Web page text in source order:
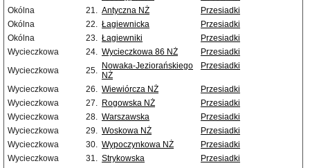
Okólna
21. Antyczna NŻ
Przesiadki
Okólna
22. Łagiewnicka
Przesiadki
Okólna
23. Łagiewniki
Przesiadki
Wycieczkowa
24. Wycieczkowa 86 NŻ
Przesiadki
Wycieczkowa
25. Nowaka-Jeziorańskiego
NŻ
Przesiadki
Wycieczkowa 26. Wiewiórcza NŻ
Przesiadki
Wycieczkowa
27. Rogowska NŻ
Przesiadki
Wycieczkowa
28. Warszawska
Przesiadki
Wycieczkowa
29. Woskowa NŻ
Przesiadki
Wycieczkowa
30. Wypoczynkowa NŻ
Przesiadki
Wycieczkowa
31. Strykowska
Przesiadki